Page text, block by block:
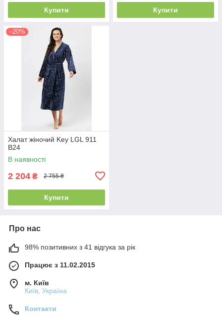
Купити Купити
–20%
Халат жіночий Key LGL 911
B24
В наявності
2 204 ₴ 2 755 ₴
Купити
Про нас
98% позитивних з 41 відгука за рік
Працює з 11.02.2015
м. Київ
Київ, Україна
Контакти